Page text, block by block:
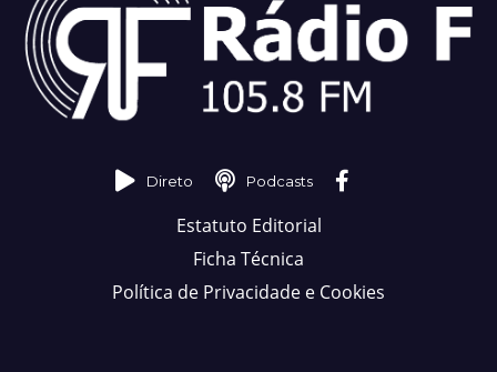
Direto Podcasts
Estatuto Editorial
Ficha Técnica
Política de Privacidade e Cookies